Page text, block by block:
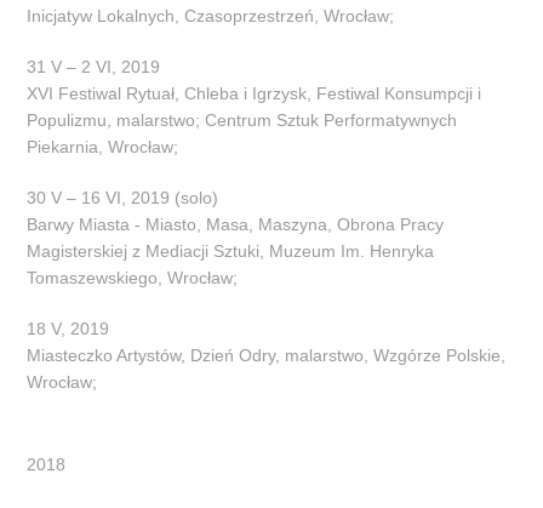
Inicjatyw Lokalnych, Czasoprzestrzeń, Wrocław;
31 V – 2 VI, 2019
XVI Festiwal Rytuał, Chleba i Igrzysk, Festiwal Konsumpcji i
Populizmu, malarstwo; Centrum Sztuk Performatywnych
Piekarnia, Wrocław;
30 V – 16 VI, 2019 (solo)
Barwy Miasta - Miasto, Masa, Maszyna, Obrona Pracy
Magisterskiej z Mediacji Sztuki, Muzeum Im. Henryka
Tomaszewskiego, Wrocław;
18 V, 2019
Miasteczko Artystów, Dzień Odry, malarstwo, Wzgórze Polskie,
Wrocław;
2018